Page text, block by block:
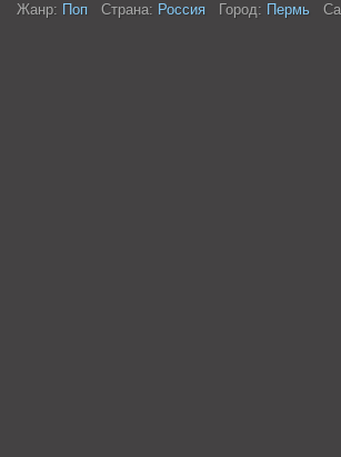
Жанр: Поп Страна: Россия Город: Пермь